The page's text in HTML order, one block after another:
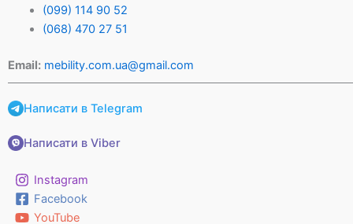
(099) 114 90 52
(068) 470 27 51
Email: mebility.com.ua@gmail.com
Написати в Telegram
Написати в Viber
Instagram
Facebook
YouTube